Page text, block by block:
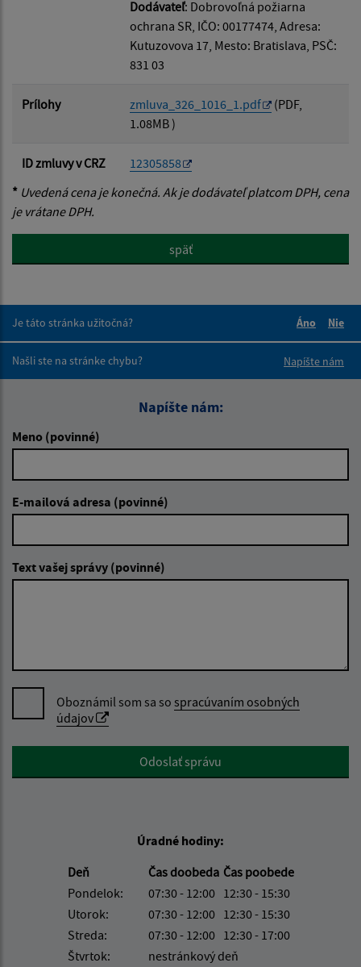
Dodávateľ: Dobrovoľná požiarna
ochrana SR, IČO: 00177474, Adresa:
Kutuzovova 17, Mesto: Bratislava, PSČ:
831 03
Prílohy zmluva_326_1016_1.pdf
(PDF,
1.08MB )
ID zmluvy v CRZ
12305858
* Uvedená cena je konečná. Ak je dodávateľ platcom DPH, cena
je vrátane DPH.
späť
Je táto stránka užitočná?
Áno
Nie
Našli ste na stránke chybu?
Napíšte nám
Napíšte nám:
Meno (povinné)
E-mailová adresa (povinné)
Text vašej správy (povinné)
Oboznámil som sa so spracúvaním osobných
údajov
Google reCaptcha ResponseOdoslať správu
Úradné hodiny:
Deň
Čas doobeda Čas poobede
Pondelok:
07:30 - 12:00 12:30 - 15:30
Utorok:
07:30 - 12:00 12:30 - 15:30
Streda:
07:30 - 12:00 12:30 - 17:00
Štvrtok:
nestránkový deň